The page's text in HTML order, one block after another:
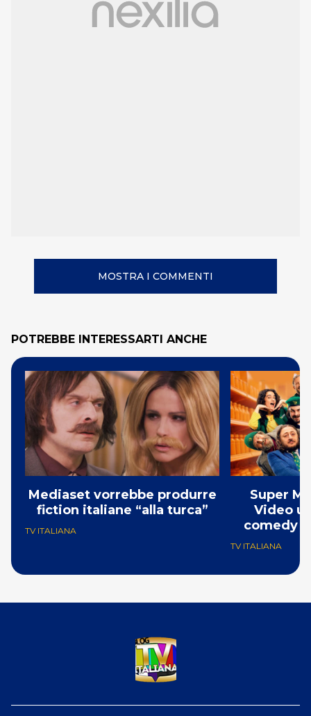
MOSTRA I COMMENTI
POTREBBE INTERESSARTI ANCHE
Mediaset vorrebbe produrre
fiction italiane “alla turca”
TV ITALIANA
Super
Video
comedy
TV ITALIANA